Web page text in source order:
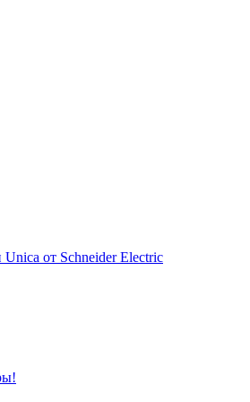
от Schneider Electric